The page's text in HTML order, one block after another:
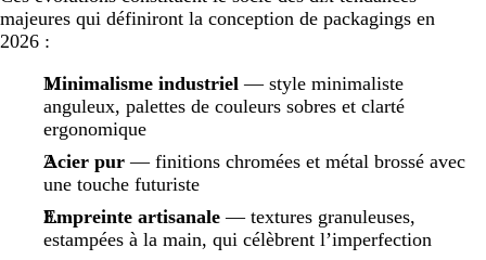
majeures qui définiront la conception de packagings en
2026 :
Minimalisme industriel— style minimaliste
anguleux, palettes de couleurs sobres et clarté
ergonomique
Acier pur— finitions chromées et métal brossé avec
une touche futuriste
Empreinte artisanale— textures granuleuses,
estampées à la main, qui célèbrent l’imperfection